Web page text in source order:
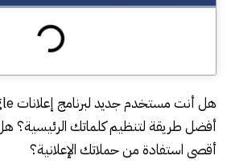
أفضل طريقة لتنظيم كلماتك الرئيسية؟
أقصى استفادة من حملاتك الإعلانية؟